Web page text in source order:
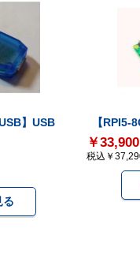
】USB
る
【RPI5-
￥33,900
税込￥